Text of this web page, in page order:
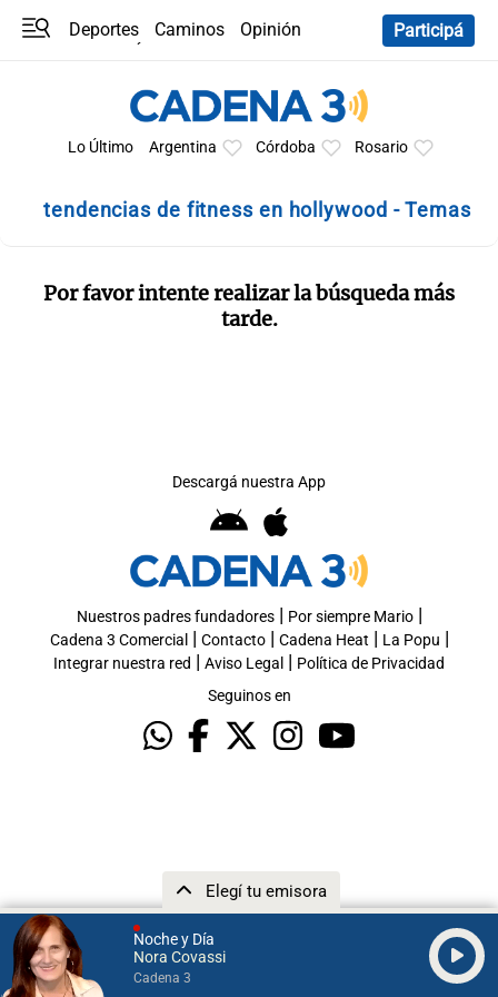
Noche y Día
Nora Covassi
Cadena 3
Elegí tu emisora
Deportes Caminos
Opinión
Participá
Lo Último Argentina Córdoba Rosario
tendencias de fitness en hollywood - Temas
Por favor intente realizar la búsqueda más
tarde.
Descargá nuestra App
Nuestros padres fundadores| Por siempre Mario|
Cadena 3 Comercial | Contacto| Cadena Heat | La Popu |
Integrar nuestra red | Aviso Legal | Política de Privacidad
Seguinos en